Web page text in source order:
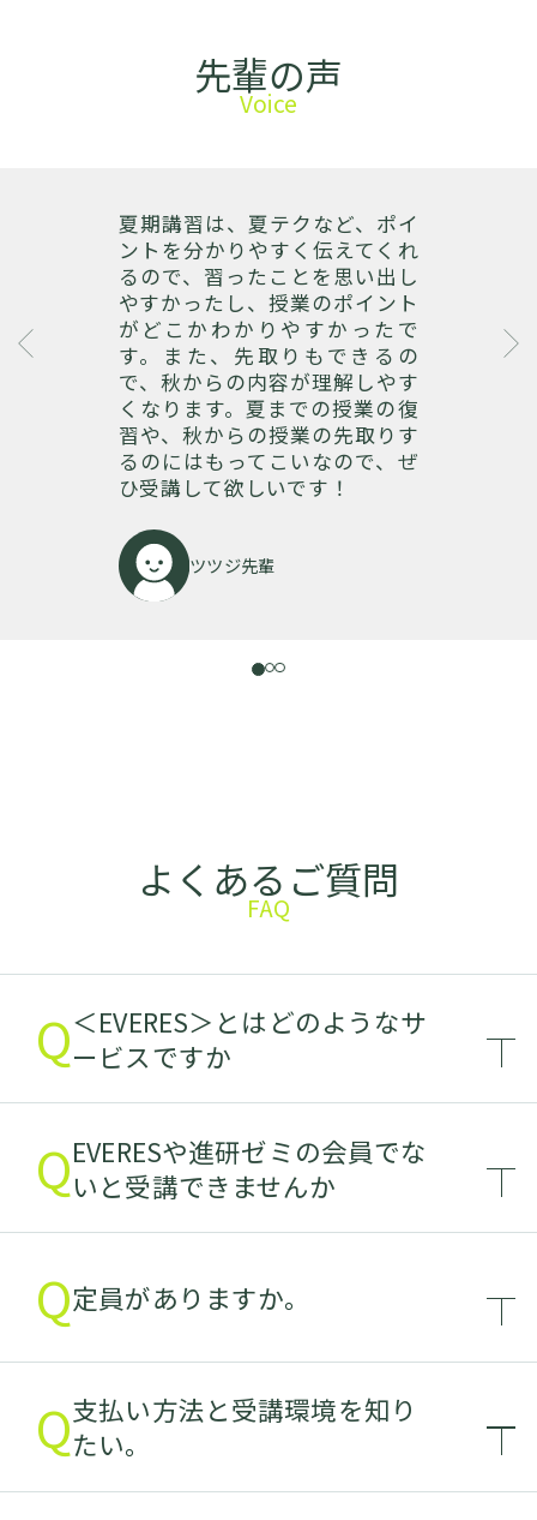
先輩の声
Voice
夏期講習は、夏テクなど、ポイ
ントを分かりやすく伝えてくれ
るので、習ったことを思い出し
やすかったし、授業のポイント
がどこかわかりやすかったで
す。また、先取りもできるの
で、秋からの内容が理解しやす
くなります。夏までの授業の復
習や、秋からの授業の先取りす
るのにはもってこいなので、ぜ
ひ受講して欲しいです！
ツツジ先輩
よくあるご質問
FAQ
Q＜EVERES＞とはどのようなサ
ービスですか
QEVERESや進研ゼミの会員でな
いと受講できませんか
Q定員がありますか。
Q支払い方法と受講環境を知り
たい。